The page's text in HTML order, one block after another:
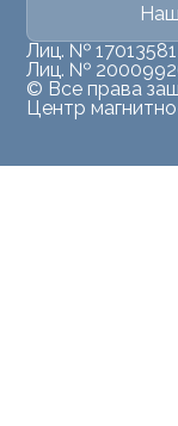
Лиц. №
Лиц. №
© Все права
Центр